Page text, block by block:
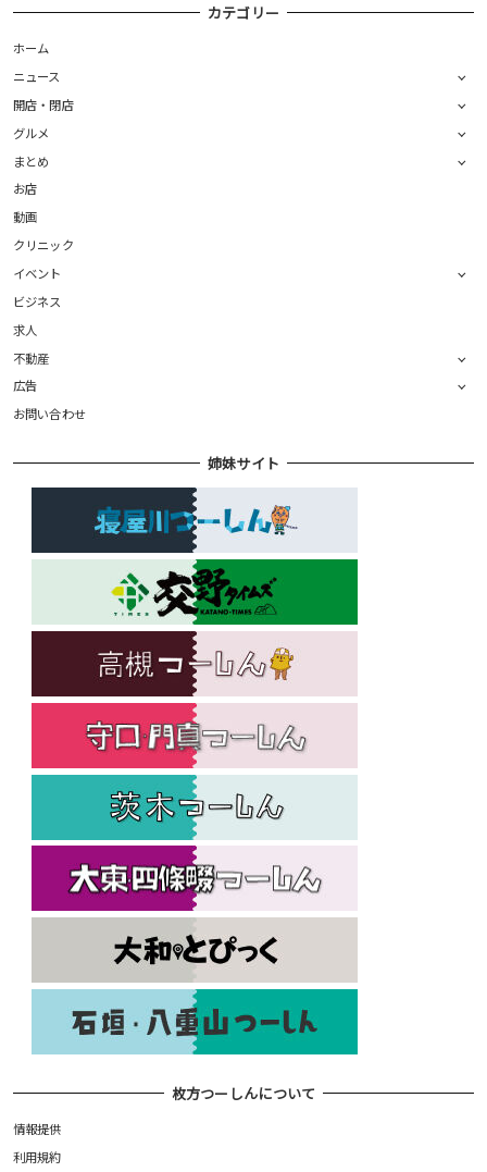
カテゴリー
ホーム
ニュース
開店・閉店
グルメ
まとめ
お店
動画
クリニック
イベント
ビジネス
求人
不動産
広告
お問い合わせ
姉妹サイト
枚方つーしんについて
情報提供
利用規約